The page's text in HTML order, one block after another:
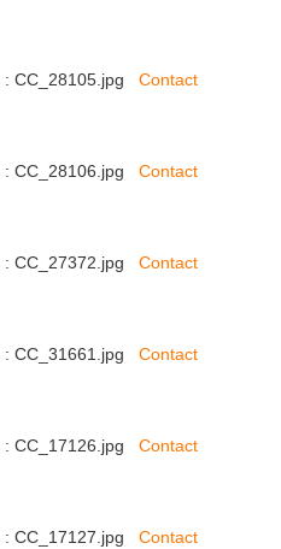
: CC_28105.jpg Contact
: CC_28106.jpg Contact
: CC_27372.jpg Contact
: CC_31661.jpg Contact
: CC_17126.jpg Contact
: CC_17127.jpg Contact